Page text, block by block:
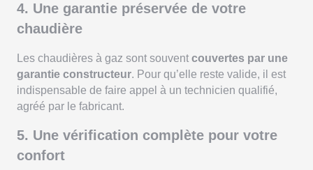
4. Une garantie préservée de votre
chaudière
Les chaudières à gaz sont souvent couvertes par une
garantie constructeur. Pour qu’elle reste valide, il est
indispensable de faire appel à un technicien qualifié,
agréé par le fabricant.
5. Une vérification complète pour votre
confort